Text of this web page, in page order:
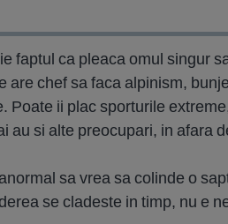
faptul ca pleaca omul singur
are chef sa faca alpinism,
Poate ii plac sporturile
au si alte preocupari, in afara
sa vrea sa colinde o
se cladeste in timp, nu e